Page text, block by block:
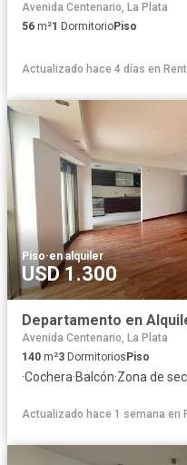
Avenida Centenario, La Plata
56 m²1 DormitorioPiso
Actualizado hace 4 días en
Piso·en alquiler
USD 1.300
Departamento en
Avenida Centenario, La Plata
140 m²3 Dormitorios Piso
·Cochera·Balcón·Zona de
Actualizado hace 1 semana en